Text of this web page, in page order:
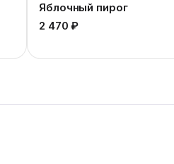
Яблочный пирог
2 470 ₽